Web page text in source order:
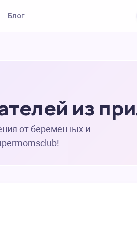
Блог
из
от беременных и